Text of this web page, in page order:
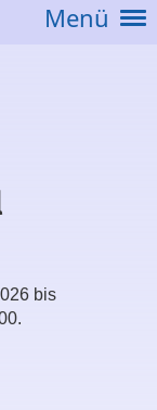
Menü
bis